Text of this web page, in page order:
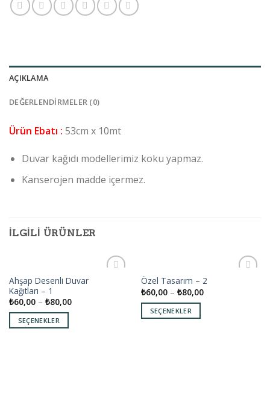
AÇIKLAMA
DEĞERLENDIRMELER (0)
Ürün Ebatı : 53cm x 10mt
Duvar kağıdı modellerimiz koku yapmaz.
Kanserojen madde içermez.
İLGILI ÜRÜNLER
Ahşap Desenli Duvar
Kağıtları – 1
₺60,00– ₺80,00
SEÇENEKLER
Özel Tasarım – 2
₺60,00– ₺80,00
SEÇENEKLER